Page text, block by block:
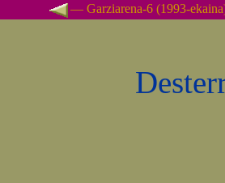
— Garziarena-6 (1993-